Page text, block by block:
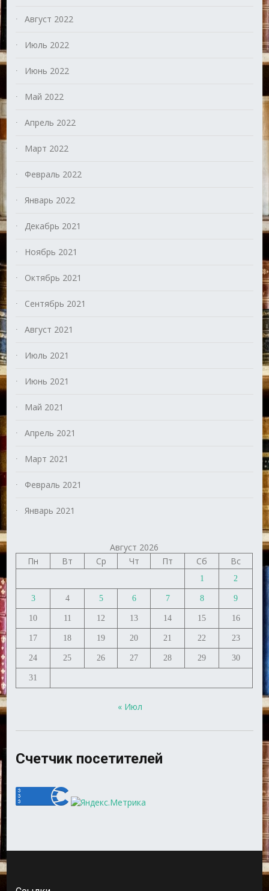
Август 2022
Июль 2022
Июнь 2022
Май 2022
Апрель 2022
Март 2022
Февраль 2022
Январь 2022
Декабрь 2021
Ноябрь 2021
Октябрь 2021
Сентябрь 2021
Август 2021
Июль 2021
Июнь 2021
Май 2021
Апрель 2021
Март 2021
Февраль 2021
Январь 2021
Август 2026
Пн
Вт Ср Чт Пт Сб Вс
1 2
3 4 5 6 7 8 9
10 11 12 13 14 15 16
17 18 19 20 21 22 23
24 25 26 27 28 29 30
31
« Июл
Счетчик посетителей